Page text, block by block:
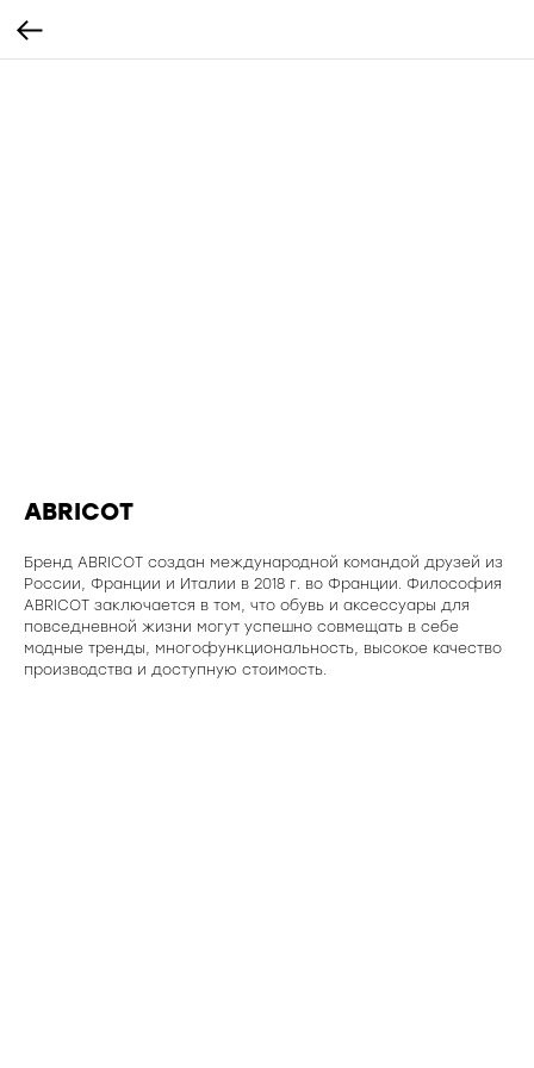
ABRICOT
Бренд ABRICOT создан международной командой друзей из
России, Франции и Италии в 2018 г. во Франции. Философия
ABRICOT заключается в том, что обувь и аксессуары для
повседневной жизни могут успешно совмещать в себе
модные тренды, многофункциональность, высокое качество
производства и доступную стоимость.